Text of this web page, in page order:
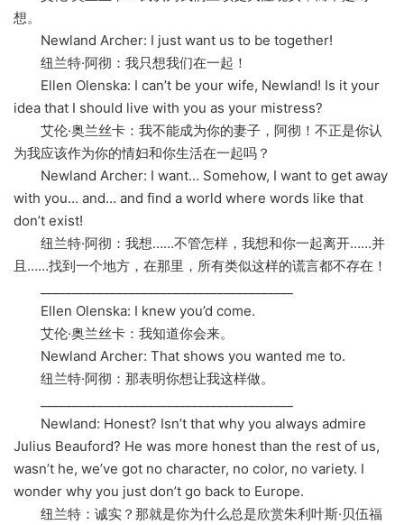
想。
Newland Archer: I just want us to be together!
纽兰特·阿彻：我只想我们在一起！
Ellen Olenska: I can’t be your wife, Newland! Is it your
idea that I should live with you as your mistress?
艾伦·奥兰丝卡：我不能成为你的妻子，阿彻！不正是你认
为我应该作为你的情妇和你生活在一起吗？
Newland Archer: I want… Somehow, I want to get away
with you… and… and find a world where words like that
don’t exist!
纽兰特·阿彻：我想……不管怎样，我想和你一起离开……并
且……找到一个地方，在那里，所有类似这样的谎言都不存在！
Ellen Olenska: I knew you’d come.
艾伦·奥兰丝卡：我知道你会来。
Newland Archer: That shows you wanted me to.
纽兰特·阿彻：那表明你想让我这样做。
Newland: Honest? Isn’t that why you always admire
Julius Beauford? He was more honest than the rest of us,
wasn’t he, we’ve got no character, no color, no variety. I
wonder why you just don’t go back to Europe.
纽兰特：诚实？那就是你为什么总是欣赏朱利叶斯·贝伍福